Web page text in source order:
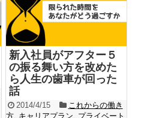
新入社員がアフター５
の振る舞い方を改めた
ら人生の歯車が回った
話
2014/4/15
これからの働き
方, キャリアプラン, プライベート